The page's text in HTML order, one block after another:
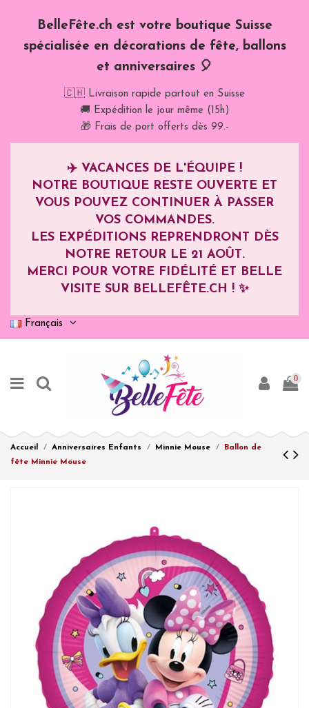
BelleFête.ch est votre boutique Suisse
spécialisée en décorations de fête, ballons
et anniversaires 🎈
🇨🇭 Livraison rapide partout en Suisse
🚚 Expédition le jour même (15h)
🎁 Frais de port offerts dès 99.-
✈️ VACANCES DE L'ÉQUIPE !
NOTRE BOUTIQUE RESTE OUVERTE ET
VOUS POUVEZ CONTINUER À PASSER
VOS COMMANDES.
LES EXPÉDITIONS REPRENDRONT DÈS
NOTRE RETOUR LE 21 AOÛT.
MERCI POUR VOTRE FIDÉLITÉ ET BELLE
VISITE SUR BELLEFÊTE.CH ! ✨
Français
0
Accueil Anniversaires Enfants Minnie Mouse
Ballon de
fête Minnie Mouse